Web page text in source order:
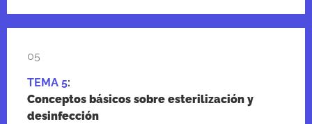
05
TEMA 5:
Conceptos básicos sobre esterilización y
desinfección